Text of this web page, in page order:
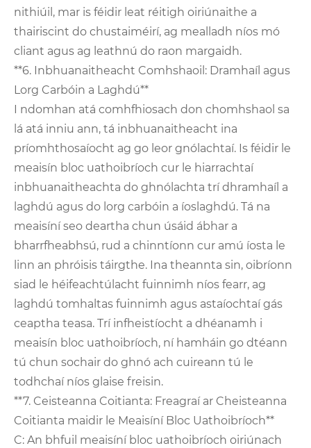
nithiúil, mar is féidir leat réitigh oiriúnaithe a
thairiscint do chustaiméirí, ag mealladh níos mó
cliant agus ag leathnú do raon margaidh.
**6. Inbhuanaitheacht Comhshaoil: Dramhaíl agus
Lorg Carbóin a Laghdú**
I ndomhan atá comhfhiosach don chomhshaol sa
lá atá inniu ann, tá inbhuanaitheacht ina
príomhthosaíocht ag go leor gnólachtaí. Is féidir le
meaisín bloc uathoibríoch cur le hiarrachtaí
inbhuanaitheachta do ghnólachta trí dhramhaíl a
laghdú agus do lorg carbóin a íoslaghdú. Tá na
meaisíní seo deartha chun úsáid ábhar a
bharrfheabhsú, rud a chinntíonn cur amú íosta le
linn an phróisis táirgthe. Ina theannta sin, oibríonn
siad le héifeachtúlacht fuinnimh níos fearr, ag
laghdú tomhaltas fuinnimh agus astaíochtaí gás
ceaptha teasa. Trí infheistíocht a dhéanamh i
meaisín bloc uathoibríoch, ní hamháin go dtéann
tú chun sochair do ghnó ach cuireann tú le
todhchaí níos glaise freisin.
**7. Ceisteanna Coitianta: Freagraí ar Cheisteanna
Coitianta maidir le Meaisíní Bloc Uathoibríoch**
C: An bhfuil meaisíní bloc uathoibríoch oiriúnach